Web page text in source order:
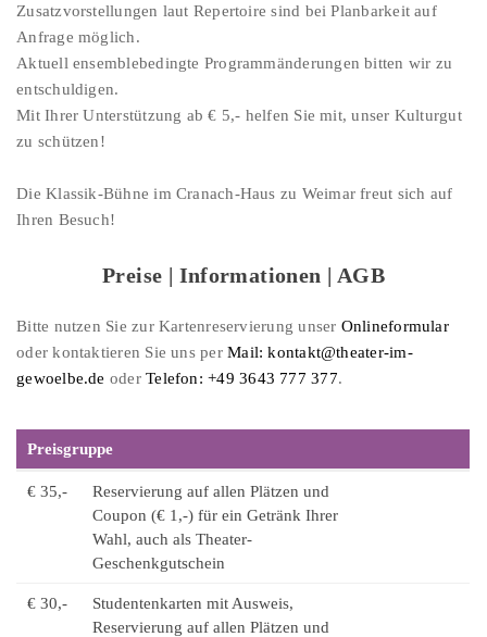
Zusatzvorstellungen laut Repertoire sind bei Planbarkeit auf
Anfrage möglich.
Aktuell ensemblebedingte Programmänderungen bitten wir zu
entschuldigen.
Mit Ihrer Unterstützung ab € 5,- helfen Sie mit, unser Kulturgut
zu schützen!
Die Klassik-Bühne im Cranach-Haus zu Weimar freut sich auf
Ihren Besuch!
Preise | Informationen | AGB
Bitte nutzen Sie zur Kartenreservierung unser Onlineformular
oder kontaktieren Sie uns perMail: kontakt@theater-im-
gewoelbe.de oderTelefon: +49 3643 777 377.
Preisgruppe
€ 35,-
Reservierung auf allen Plätzen und
Coupon (€ 1,-) für ein Getränk Ihrer
Wahl, auch als Theater-
Geschenkgutschein
€ 30,-
Studentenkarten mit Ausweis,
Reservierung auf allen Plätzen und